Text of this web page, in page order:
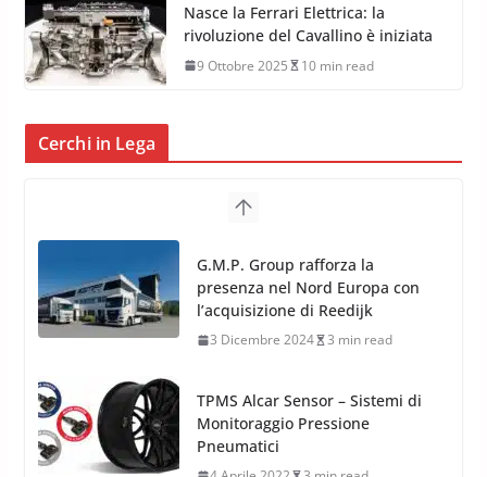
Nasce la Ferrari Elettrica: la
rivoluzione del Cavallino è iniziata
9 Ottobre 2025 10 min read
Cerchi in Lega
TPMS Alcar Sensor – Sistemi di
Monitoraggio Pressione
Pneumatici
4 Aprile 2022 3 min read
Cerchi in Lega Mercedes: Novità
MAK 2019 – 2020
16 Settembre 2019